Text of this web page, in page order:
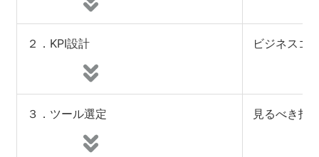
２．KPI設計 ビジネスゴ
３．ツール選定 見るべき指